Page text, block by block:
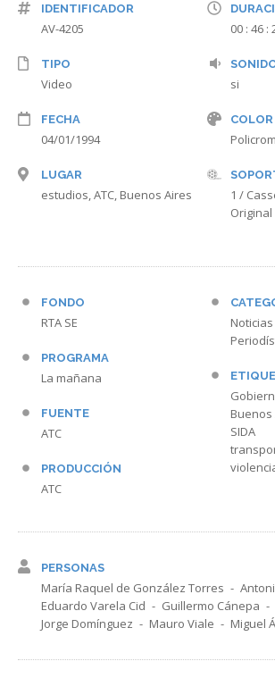
IDENTIFICADOR
AV-4205
TIPO
Video
FECHA
04/01/1994
LUGAR
estudios, ATC, Buenos Aires
00 : 46 :
si
COLOR
1 /
Original
FONDO
RTA SE
PROGRAMA
La mañana
FUENTE
ATC
PRODUCCIÓN
ATC
Noticias
Buenos
SIDA
PERSONAS
María Raquel de González Torres
Eduardo Varela Cid
Guillermo Cánepa
Jorge Domínguez
Mauro Viale Miguel